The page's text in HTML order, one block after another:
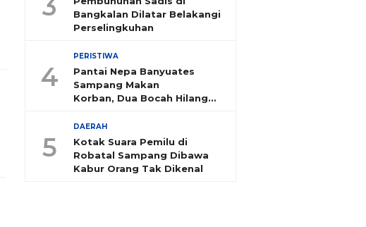
3
Bangkalan Dilatar Belakangi
Perselingkuhan
4
PERISTIWA
Pantai Nepa Banyuates
Sampang Makan
Korban, Dua Bocah Hilang
5
DAERAH
Kotak Suara Pemilu di
Robatal Sampang Dibawa
Kabur Orang Tak Dikenal